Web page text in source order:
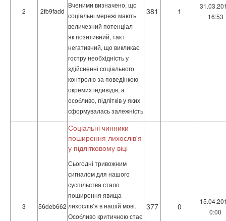
2 2fb9fadd
Вченими визначено, що
соціальні мережі мають
величезний потенціал –
як позитивний, так і
негативний, що викликає
гостру необхідність у
здійсненні соціального
контролю за поведінкою
окремих індивідів, а
особливо, підлітків у яких
сформувалась залежність
381 1
16:53
3 56deb662
Соціальні чинники
поширення лихослів'я
у підлітковому віці
Сьогодні тривожним
сигналом для нашого
суспільства стало
поширення явища
лихослів’я в нашій мові.
Особливо критичною стає
377 0
0:00